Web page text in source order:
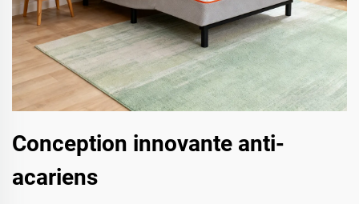
Conception innovante anti-
acariens